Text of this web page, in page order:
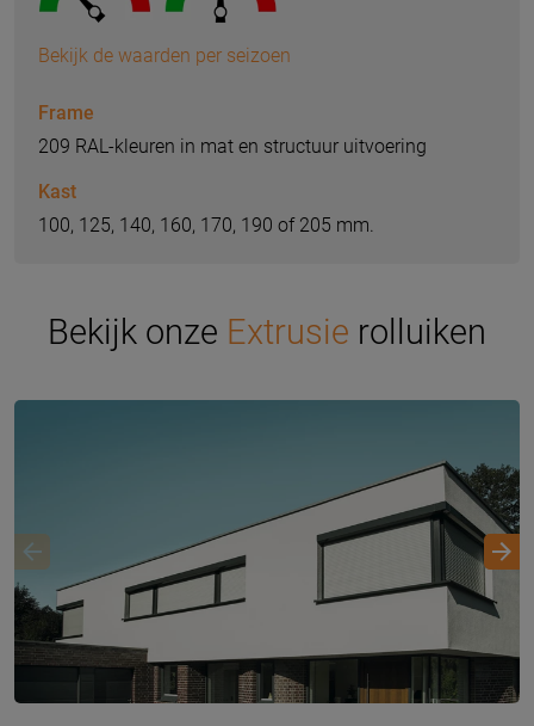
Bekijk de waarden per seizoen
Frame
209 RAL-kleuren in mat en structuur uitvoering
Kast
100, 125, 140, 160, 170, 190 of 205 mm.
Bekijk onze Extrusie rolluiken